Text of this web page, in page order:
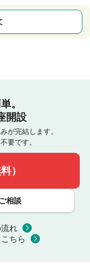
。
開設
が完結します。
要です。
）
相談
れ
ちら